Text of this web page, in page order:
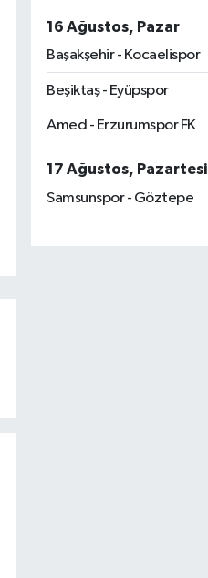
16 Ağustos, Pazar
Başakşehir - Kocaelispor
Beşiktaş - Eyüpspor
Amed - Erzurumspor FK
17 Ağustos, Pazartesi
Samsunspor - Göztepe